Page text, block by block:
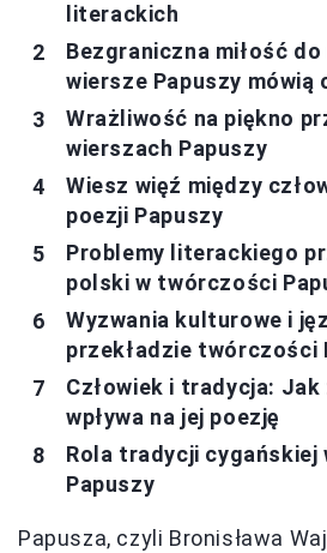
literackich
Bezgraniczna miłość
wiersze Papuszy mówią
Wrażliwość na piękno
wierszach Papuszy
Wiesz więź między
poezji Papuszy
Problemy literackiego
polski w twórczości
Wyzwania kulturowe i
przekładzie twórczości
Człowiek i tradycja: Jak
wpływa na jej poezję
Rola tradycji
Papuszy
Papusza, czyli Bronisława